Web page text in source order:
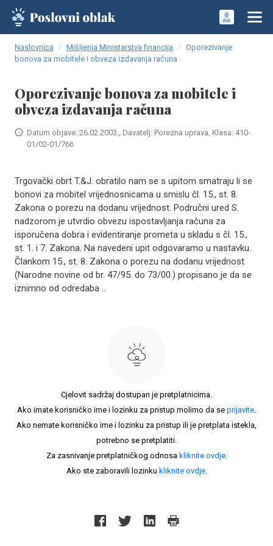
Naslovnica Mišljenja Ministarstva financija
Oporezivanje
bonova za mobitele i obveza izdavanja računa
Oporezivanje bonova za mobitele i
obveza izdavanja računa
Datum objave: 26.02.2003., Davatelj: Porezna uprava, Klasa: 410-
01/02-01/766
Trgovački obrt T.&J. obratilo nam se s upitom smatraju li se
bonovi za mobitel vrijednosnicama u smislu čl. 15., st. 8.
Zakona o porezu na dodanu vrijednost. Područni ured S.
nadzorom je utvrdio obvezu ispostavljanja računa za
isporučena dobra i evidentiranje prometa u skladu s čl. 15.,
st. 1. i 7. Zakona. Na navedeni upit odgovaramo u nastavku.
Člankom 15., st. 8. Zakona o porezu na dodanu vrijednost
(Narodne novine od br. 47/95. do 73/00.) propisano je da se
iznimno od odredaba ..
Cjelovit sadržaj dostupan je pretplatnicima.
Ako imate korisničko ime i lozinku za pristup molimo da se prijavite.
Ako nemate korisničko ime i lozinku za pristup ili je pretplata istekla,
potrebno se pretplatiti.
Za zasnivanje pretplatničkog odnosa kliknite ovdje.
Ako ste zaboravili lozinku kliknite ovdje.